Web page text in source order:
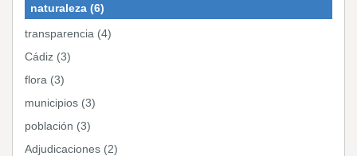
naturaleza (6)
transparencia (4)
Cádiz (3)
flora (3)
municipios (3)
población (3)
Adjudicaciones (2)